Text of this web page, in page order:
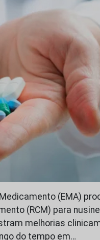
(EMA)
(RCM) para
melhorias
do tempo em…